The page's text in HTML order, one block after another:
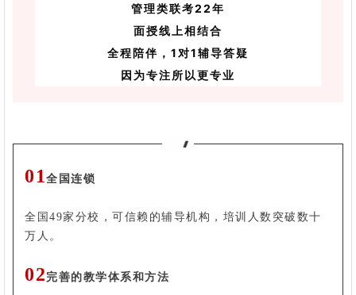
管理类联考22年
面授线上相结合
全程陪伴，1对1辅导答疑
因为专注所以更专业
01 全国连锁
全国49家分校，可信赖的辅导机构，培训人数突破数十
万人。
02 完善的教学体系和方法